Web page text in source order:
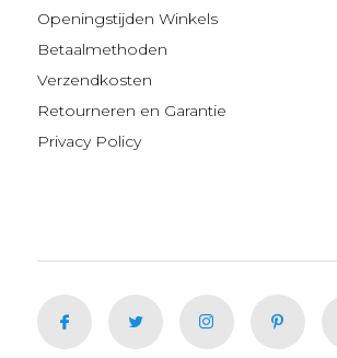
Openingstijden Winkels
Betaalmethoden
Verzendkosten
Retourneren en Garantie
Privacy Policy